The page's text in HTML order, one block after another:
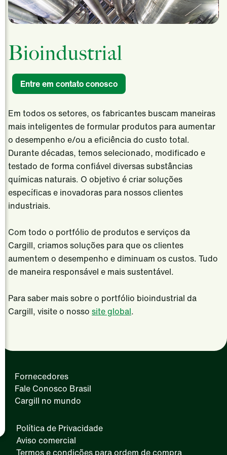
Food Service
Alimentos E Bebidas
Farmacêutica
Trade & Capital Markets
Serviços Portuários
Latam Innovation Center
Notícias
Carreiras
Cargill no mundo
Fale Conosco Brasil SAF
Bioindustrial
Entre em contato conosco
Em todos os setores, os fabricantes buscam maneiras
mais inteligentes de formular produtos para aumentar
o desempenho e/ou a eficiência do custo total.
Durante décadas, temos selecionado, modificado e
testado de forma confiável diversas substâncias
químicas naturais. O objetivo é criar soluções
específicas e inovadoras para nossos clientes
industriais.
Com todo o portfólio de produtos e serviços da
Cargill, criamos soluções para que os clientes
aumentem o desempenho e diminuam os custos. Tudo
de maneira responsável e mais sustentável.
Para saber mais sobre o portfólio bioindustrial da
Cargill, visite o nosso site global.
Fornecedores
Fale Conosco Brasil
Cargill no mundo
Política de Privacidade
Aviso comercial
Termos e condições para ordem de compra